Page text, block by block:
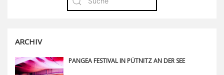
ARCHIV
PANGEA FESTIVAL IN PÜTNITZ AN DER SEE